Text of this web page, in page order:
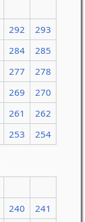
292
293
284
285
277
278
269
270
261
262
253 254
240
241